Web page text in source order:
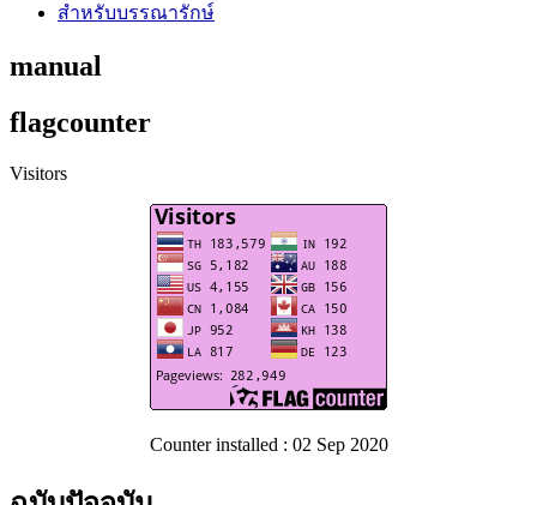
สำหรับบรรณารักษ์
manual
flagcounter
Visitors
Counter installed : 02 Sep 2020